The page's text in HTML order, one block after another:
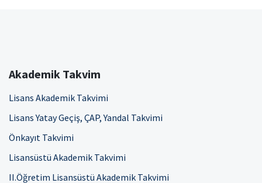
Akademik Takvim
Lisans Akademik Takvimi
Lisans Yatay Geçiş, ÇAP, Yandal Takvimi
Önkayıt Takvimi
Lisansüstü Akademik Takvimi
II.Öğretim Lisansüstü Akademik Takvimi